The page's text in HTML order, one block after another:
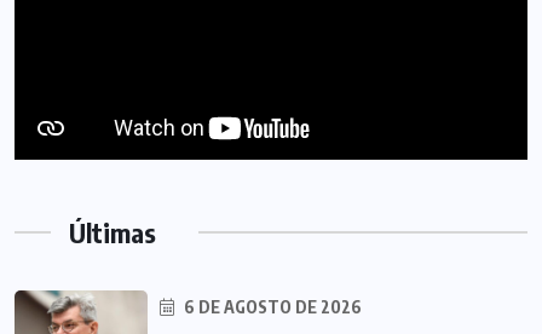
Últimas
6 DE AGOSTO DE 2026